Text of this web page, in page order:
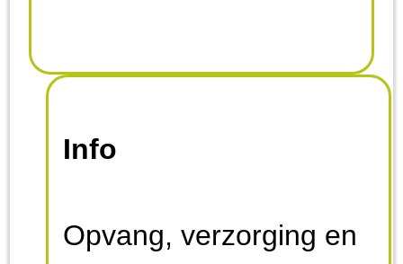
Info
Opvang, verzorging en